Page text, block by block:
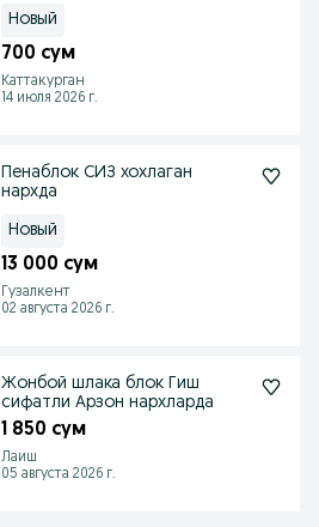
Новый
700 сум
Каттакурган
14 июля 2026 г.
Пенаблок СИЗ хохлаган
нархда
Новый
13 000 сум
Гузалкент
02 августа 2026 г.
Жонбой шлака блок Гиш
сифатли Арзон нархларда
1 850 сум
Лаиш
05 августа 2026 г.